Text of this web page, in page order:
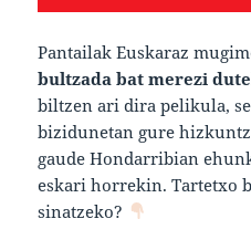
Pantailak Euskaraz
bultzada bat merezi
biltzen ari dira pelikula,
bizidunetan gure
gaude Hondarribian
eskari horrekin. Tartetxo
sinatzeko?